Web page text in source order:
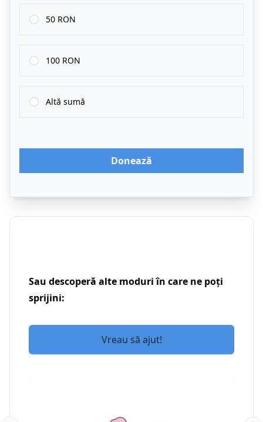
50 RON
100 RON
Altă sumă
Donează
Sau descoperă alte moduri în care ne poți
sprijini:
Vreau să ajut!